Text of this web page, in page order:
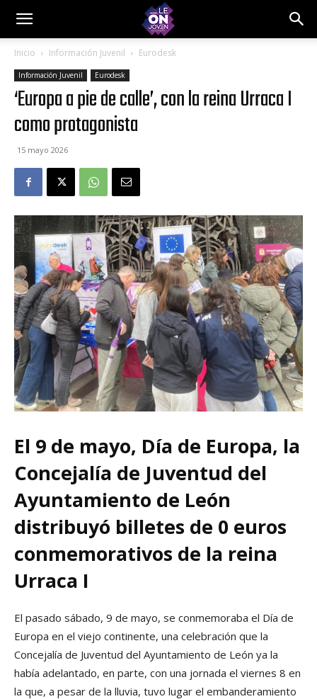
Inicio Información Juvenil Eurodesk
Información Juvenil Eurodesk
‘Europa a pie de calle’, con la reina Urraca I
como protagonista
15 mayo 2026
El 9 de mayo, Día de Europa, la
Concejalía de Juventud del
Ayuntamiento de León
distribuyó billetes de 0 euros
conmemorativos de la reina
Urraca I
El pasado sábado, 9 de mayo, se conmemoraba el Día de
Europa en el viejo continente, una celebración que la
Concejalía de Juventud del Ayuntamiento de León ya la
había adelantado, en parte, con una jornada el viernes 8 en
la que, a pesar de la lluvia, tuvo lugar el embanderamiento